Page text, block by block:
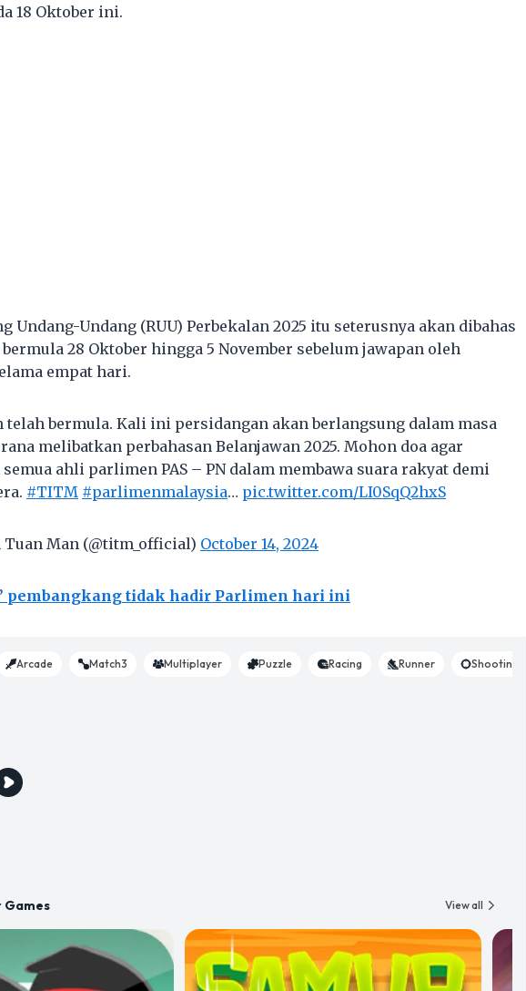
18 Oktober ini.
Undang-Undang (RUU) Perbekalan 2025 itu seterusnya akan dibahas
28 Oktober hingga 5 November sebelum jawapan oleh
empat hari.
telah bermula. Kali ini persidangan akan berlangsung dalam masa
melibatkan perbahasan Belanjawan 2025. Mohon doa agar
ahli parlimen PAS – PN dalam membawa suara rakyat demi
#TITM #parlimenmalaysia… pic.twitter.com/LI0SqQ2hxS
Man (@titm_official) October 14, 2024
pembangkang tidak hadir Parlimen hari ini